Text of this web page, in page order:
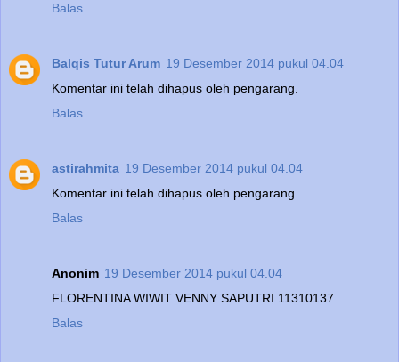
Balas
Balqis Tutur Arum 19 Desember 2014 pukul 04.04
Komentar ini telah dihapus oleh pengarang.
Balas
astirahmita 19 Desember 2014 pukul 04.04
Komentar ini telah dihapus oleh pengarang.
Balas
Anonim 19 Desember 2014 pukul 04.04
FLORENTINA WIWIT VENNY SAPUTRI 11310137
Balas